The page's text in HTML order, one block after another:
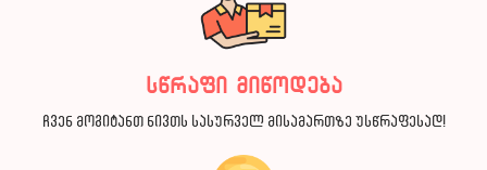
სწრაფი მიწოდება
ჩვენ მოგიტანთ ნივთს სასურველ მისამართზე უსწრაფესად!